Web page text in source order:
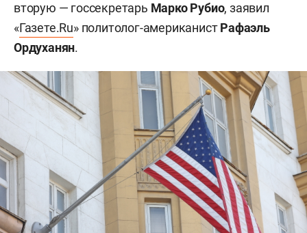
вторую — госсекретарь Марко Рубио, заявил
«Газете.Ru» политолог-американистРафаэль
Ордуханян.